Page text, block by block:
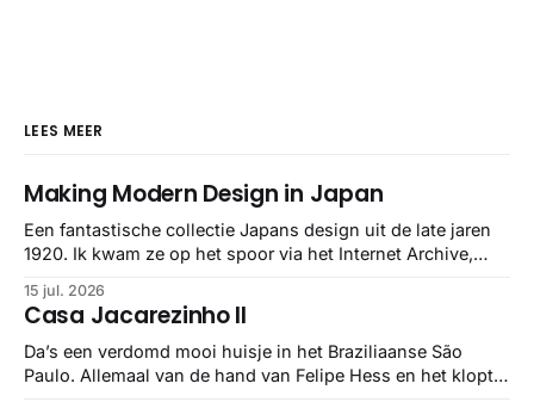
LEES MEER
Making Modern Design in Japan
Een fantastische collectie Japans design uit de late jaren
1920. Ik kwam ze op het spoor via het Internet Archive,
gebundeld in een: boek ✨ Daarin hebben ze alle scans een
stuk netter getrokken, maar op deze manier vind ik ze er
minstens
15 jul. 2026
Casa Jacarezinho II
Da’s een verdomd mooi huisje in het Braziliaanse São
Paulo. Allemaal van de hand van Felipe Hess en het klopt